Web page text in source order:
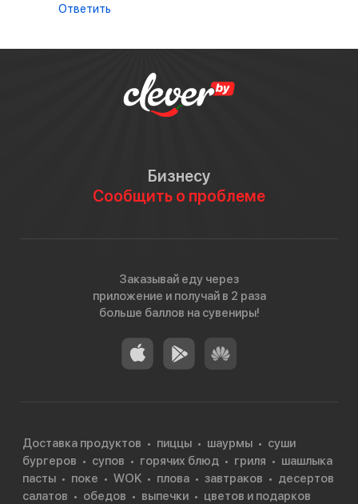
Ответить
Бизнесу
Сообщить о проблеме
Заказывай еду через
приложение и получай в 2 раза
больше баллов на сувениры!
Доставка продуктов пиццы шаурмы
суши
бургеров
супов горячих блюд гриля
шашлыка
пасты
поке WOK плова завтраков
десертов
салатов
обедов выпечки цветов и подарков